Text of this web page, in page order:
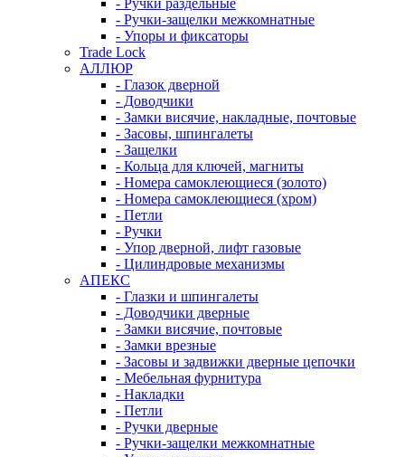
- Ручки раздельные
- Ручки-защелки межкомнатные
- Упоры и фиксаторы
Trade Lock
АЛЛЮР
- Глазок дверной
- Доводчики
- Замки висячие, накладные, почтовые
- Засовы, шпингалеты
- Защелки
- Кольца для ключей, магниты
- Номера самоклеющиеся (золото)
- Номера самоклеющиеся (хром)
- Петли
- Ручки
- Упор дверной, лифт газовые
- Цилиндровые механизмы
АПЕКС
- Глазки и шпингалеты
- Доводчики дверные
- Замки висячие, почтовые
- Замки врезные
- Засовы и задвижки дверные цепочки
- Мебельная фурнитура
- Накладки
- Петли
- Ручки дверные
- Ручки-защелки межкомнатные